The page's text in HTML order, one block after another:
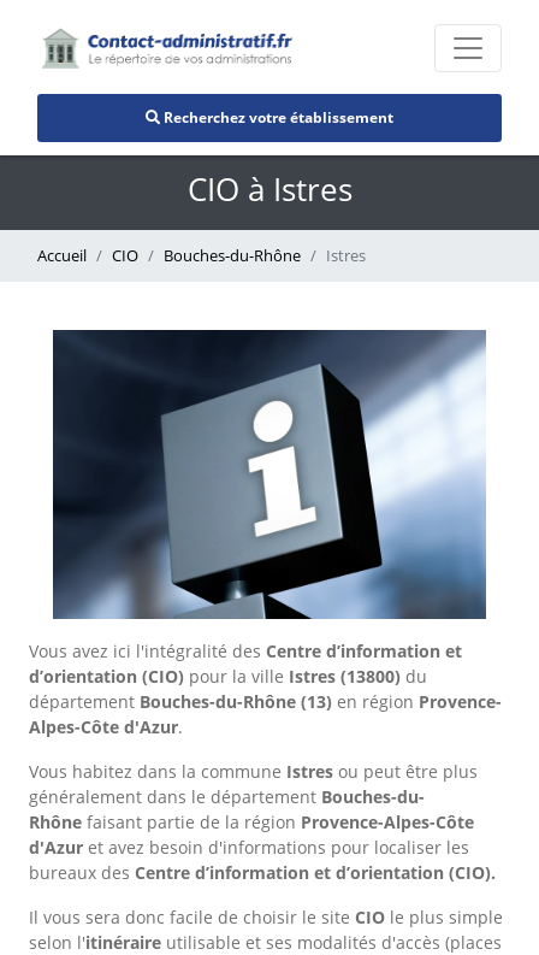
Recherchez votre établissement
CIO à Istres
Accueil CIO Bouches-du-Rhône Istres
Vous avez ici l'intégralité des Centre d’information et
d’orientation (CIO) pour la ville Istres (13800) du
département Bouches-du-Rhône (13) en région Provence-
Alpes-Côte d'Azur.
Vous habitez dans la commune Istres ou peut être plus
généralement dans le département Bouches-du-
Rhône faisant partie de la région Provence-Alpes-Côte
d'Azur et avez besoin d'informations pour localiser les
bureaux des Centre d’information et d’orientation (CIO).
Il vous sera donc facile de choisir le site CIO le plus simple
selon l'itinéraire utilisable et ses modalités d'accès (places